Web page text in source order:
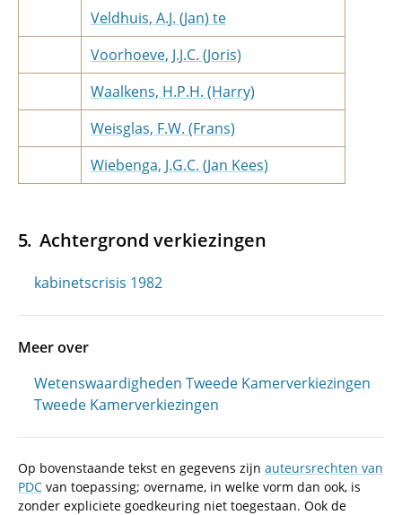
Veldhuis, A.J. (Jan) te
Voorhoeve, J.J.C. (Joris)
Waalkens, H.P.H. (Harry)
Weisglas, F.W. (Frans)
Wiebenga, J.G.C. (Jan Kees)
Achtergrond verkiezingen
kabinetscrisis 1982
Meer over
Wetenswaardigheden Tweede Kamerverkiezingen
Tweede Kamerverkiezingen
Op bovenstaande tekst en gegevens zijn auteursrechten van
PDC van toepassing; overname, in welke vorm dan ook, is
zonder expliciete goedkeuring niet toegestaan. Ook de